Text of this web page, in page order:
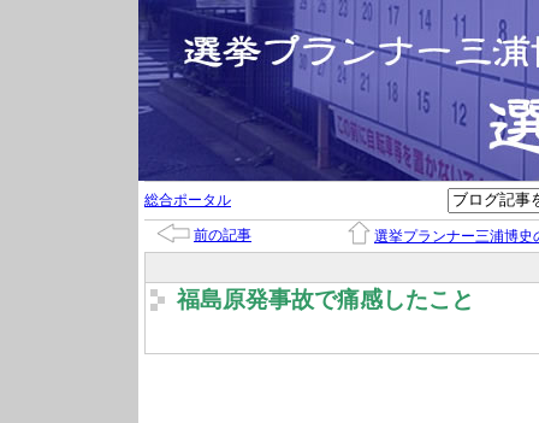
総合ポータル
前の記事 選挙プランナー三浦博史
福島原発事故で痛感したこと